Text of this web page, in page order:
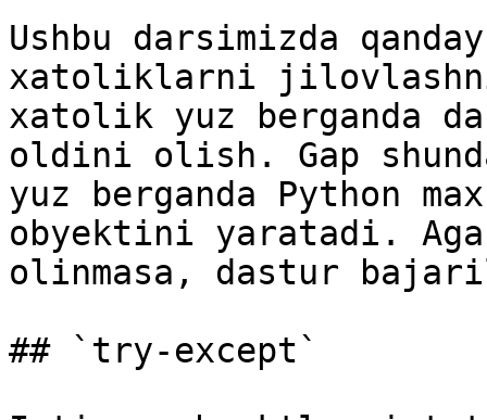
Ushbu darsimizda
xatoliklarni jilovlashni
xatolik yuz berganda
oldini olish. Gap
yuz berganda Python
obyektini yaratadi.
olinmasa, dastur
## `try-except`